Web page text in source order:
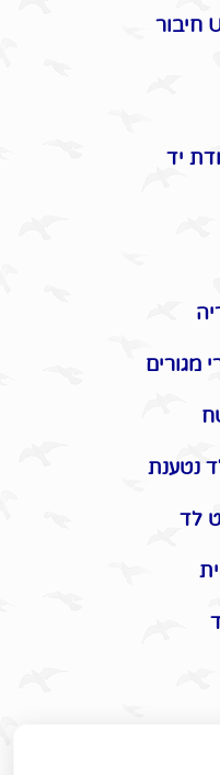
פסי לד הפעלה USB 5V חיבור
יד
מגורים
נטענת
לד